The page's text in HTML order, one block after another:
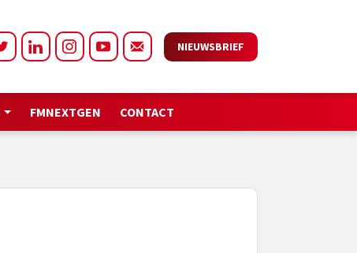
NIEUWSBRIEF
FMNEXTGEN CONTACT